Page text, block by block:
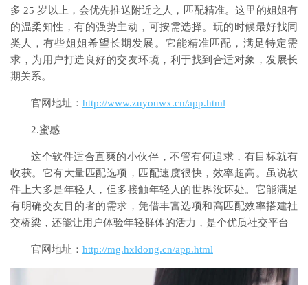
多 25 岁以上，会优先推送附近之人，匹配精准。这里的姐姐有
的温柔知性，有的强势主动，可按需选择。玩的时候最好找同
类人，有些姐姐希望长期发展。它能精准匹配，满足特定需
求，为用户打造良好的交友环境，利于找到合适对象，发展长
期关系。
官网地址： http://www.zuyouwx.cn/app.html
2.蜜感
这个软件适合直爽的小伙伴，不管有何追求，有目标就有
收获。它有大量匹配选项，匹配速度很快，效率超高。虽说软
件上大多是年轻人，但多接触年轻人的世界没坏处。它能满足
有明确交友目的者的需求，凭借丰富选项和高匹配效率搭建社
交桥梁，还能让用户体验年轻群体的活力，是个优质社交平台
官网地址： http://mg.hxldong.cn/app.html